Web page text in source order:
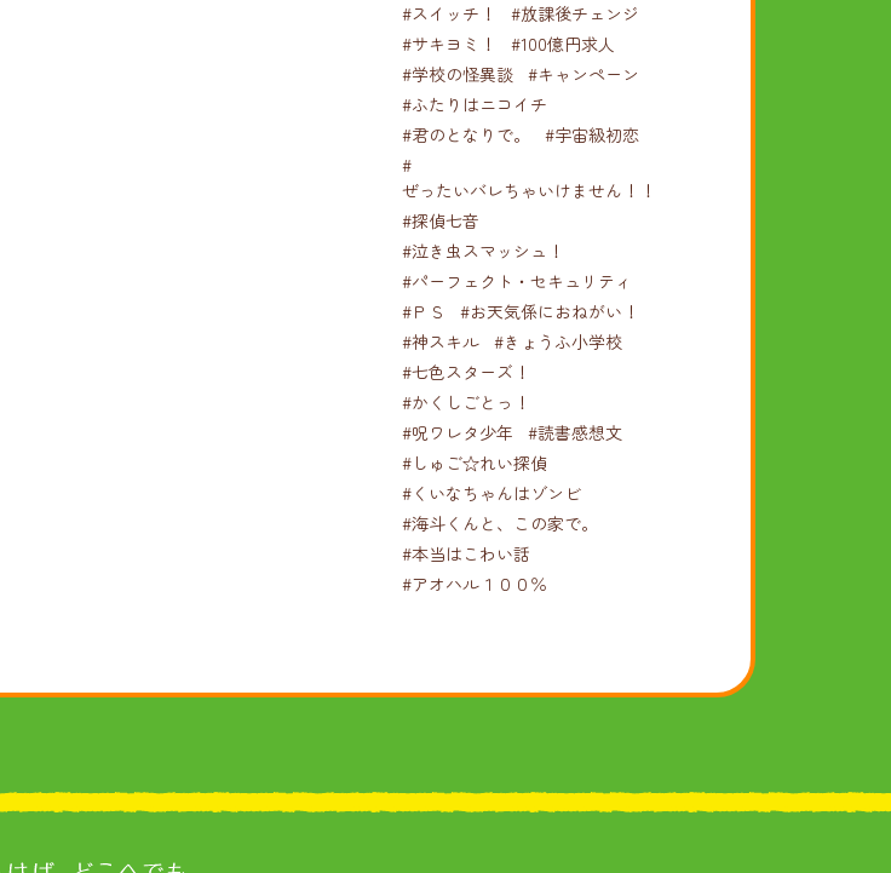
#スイッチ！
#放課後チェンジ
#サキヨミ！
#100億円求人
#学校の怪異談 #キャンペーン
#ふたりはニコイチ
#君のとなりで。
#宇宙級初恋
#
ぜったいバレちゃいけません！！！
#探偵七音
#泣き虫スマッシュ！
#パーフェクト・セキュリティ
#ＰＳ
#お天気係におねがい！
#神スキル #きょうふ小学校
#七色スターズ！
#かくしごとっ！
#呪ワレタ少年
#読書感想文
#しゅご☆れい探偵
#くいなちゃんはゾンビ
#海斗くんと、この家で。
#本当はこわい話
#アオハル１００％